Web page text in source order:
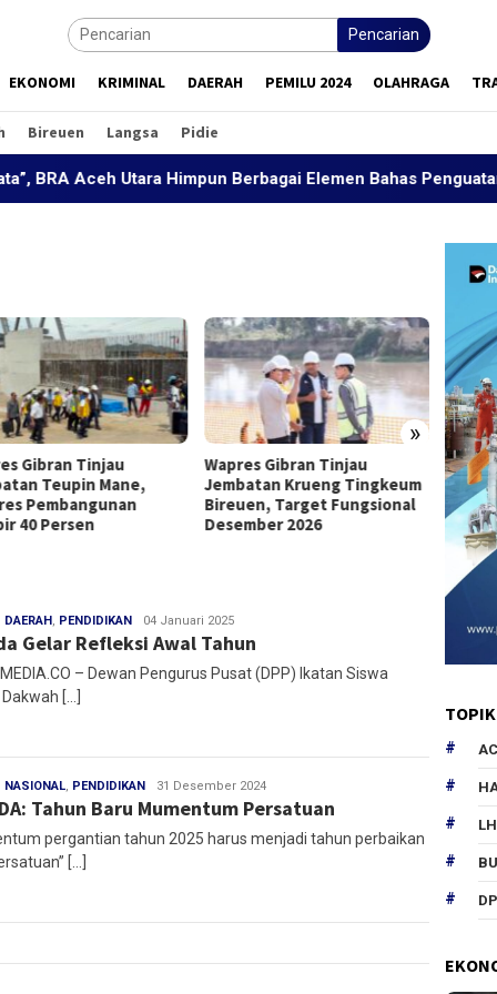
Pencarian
EKONOMI KRIMINAL DAERAH PEMILU 2024 OLAHRAGA
Bireuen Langsa Pidie
Utara Himpun Berbagai Elemen Bahas Penguatan
»
Gibran Tinjau
Teupin Mane,
Pembangunan
40 Persen
Wapres Gibran Tinjau
Jembatan Krueng Tingkeum
Bireuen, Target Fungsional
Desember 2026
DAERAH , PENDIDIKAN Muntazar
04 Januari 2025
Gelar Refleksi Awal Tahun
– Dewan Pengurus Pusat (DPP) Ikatan Siswa
[…]
NASIONAL, PENDIDIKAN Muntazar
31 Desember 2024
Tahun Baru Mumentum Persatuan
pergantian tahun 2025 harus menjadi tahun perbaikan
[…]